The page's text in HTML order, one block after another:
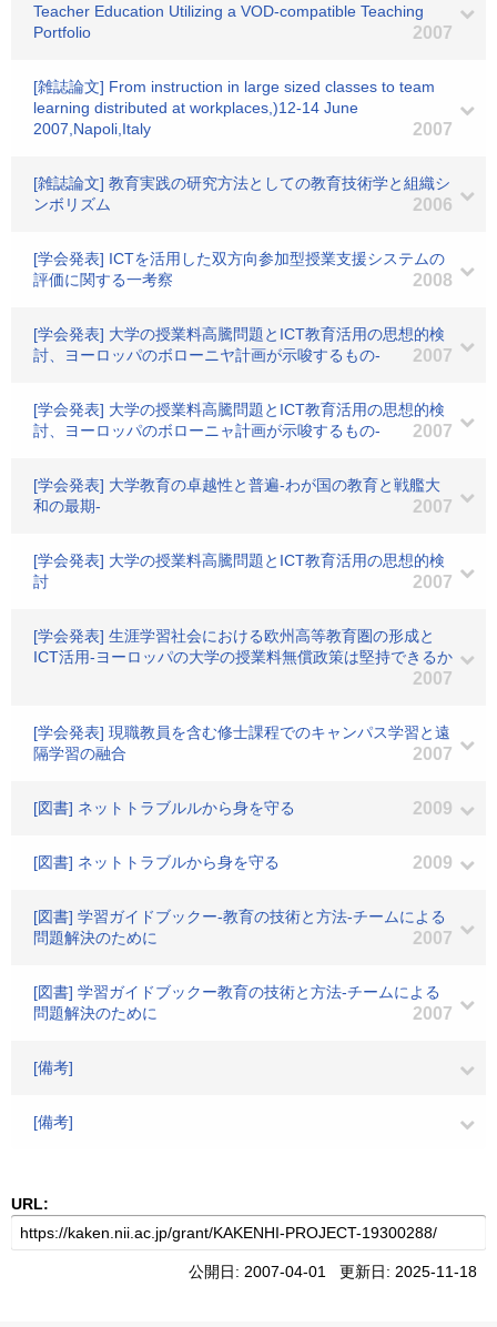
Teacher Education Utilizing a VOD-compatible Teaching
Portfolio
2007
[雑誌論文] From instruction in large sized classes to team
learning distributed at workplaces,)12-14 June
2007,Napoli,Italy
2007
[雑誌論文] 教育実践の研究方法としての教育技術学と組織シ
ンボリズム
2006
[学会発表] ICTを活用した双方向参加型授業支援システムの
評価に関する一考察
2008
[学会発表] 大学の授業料高騰問題とICT教育活用の思想的検
討、ヨーロッパのボローニヤ計画が示唆するもの-
2007
[学会発表] 大学の授業料高騰問題とICT教育活用の思想的検
討、ヨーロッパのボローニャ計画が示唆するもの-
2007
[学会発表] 大学教育の卓越性と普遍-わが国の教育と戦艦大
和の最期-
2007
[学会発表] 大学の授業料高騰問題とICT教育活用の思想的検
討
2007
[学会発表] 生涯学習社会における欧州高等教育圏の形成と
ICT活用-ヨーロッパの大学の授業料無償政策は堅持できるか
2007
[学会発表] 現職教員を含む修士課程でのキャンパス学習と遠
隔学習の融合
2007
[図書] ネットトラブルルから身を守る 2009
[図書] ネットトラブルから身を守る 2009
[図書] 学習ガイドブックー-教育の技術と方法-チームによる
問題解決のために
2007
[図書] 学習ガイドブックー教育の技術と方法-チームによる
問題解決のために
2007
[備考]
[備考]
URL:
公開日: 2007-04-01 更新日: 2025-11-18